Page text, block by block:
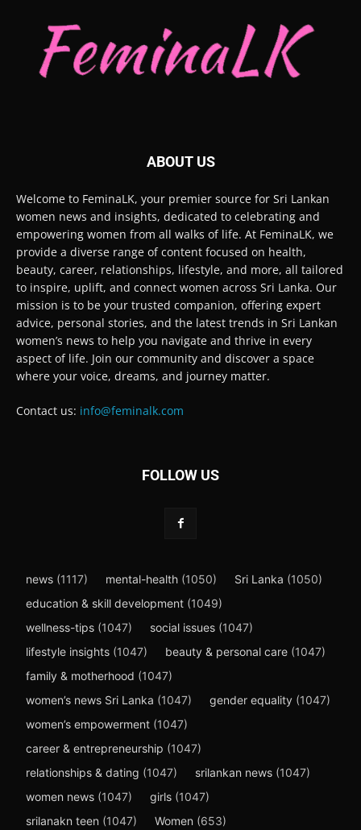
ABOUT US
Welcome to FeminaLK, your premier source for Sri Lankan
women news and insights, dedicated to celebrating and
empowering women from all walks of life. At FeminaLK, we
provide a diverse range of content focused on health,
beauty, career, relationships, lifestyle, and more, all tailored
to inspire, uplift, and connect women across Sri Lanka. Our
mission is to be your trusted companion, offering expert
advice, personal stories, and the latest trends in Sri Lankan
women’s news to help you navigate and thrive in every
aspect of life. Join our community and discover a space
where your voice, dreams, and journey matter.
Contact us: info@feminalk.com
FOLLOW US
news (1117) mental-health (1050) Sri Lanka (1050)
education & skill development (1049)
wellness-tips (1047) social issues (1047)
lifestyle insights (1047) beauty & personal care (1047)
family & motherhood (1047)
women’s news Sri Lanka (1047) gender equality (1047)
women’s empowerment (1047)
career & entrepreneurship (1047)
relationships & dating (1047) srilankan news (1047)
women news (1047) girls (1047)
srilanakn teen (1047) Women (653)